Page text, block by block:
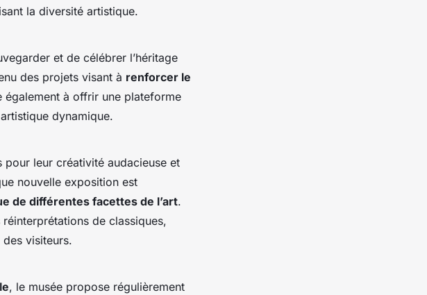
la diversité artistique.
et de célébrer l’héritage
des projets visant à renforcer le
également à offrir une plateforme
dynamique.
pour leur créativité audacieuse et
nouvelle exposition est
de différentes facettes de l’art.
de classiques,
des visiteurs.
, le musée propose régulièrement